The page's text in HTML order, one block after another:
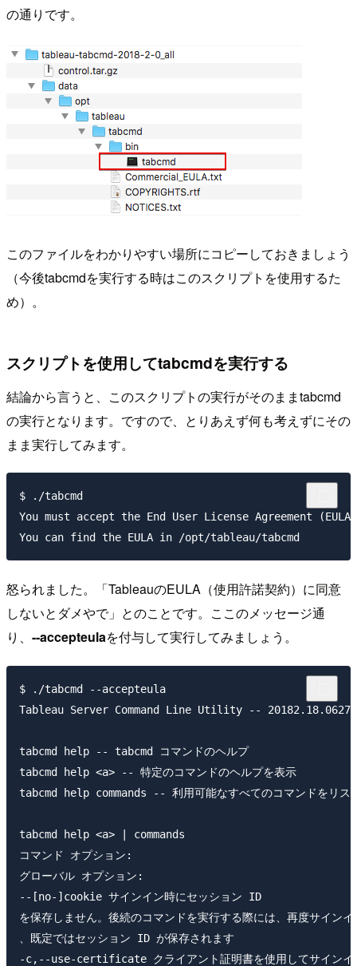
の通りです。
このファイルをわかりやすい場所にコピーしておきましょう
（今後tabcmdを実行する時はこのスクリプトを使用するた
め）。
スクリプトを使用してtabcmdを実行する
結論から言うと、このスクリプトの実行がそのままtabcmd
の実行となります。ですので、とりあえず何も考えずにその
まま実行してみます。
$ ./tabcmd
You must accept the End User License Agreement
怒られました。「TableauのEULA（使用許諾契約）に同意
しないとダメやで」とのことです。ここのメッセージ通
り、 --accepteulaを付与して実行してみましょう。
$ ./tabcmd --accepteula
Tableau Server Command Line Utility --
tabcmd help -- tabcmd コマンドのヘルプ
tabcmd help <a> -- 特定のコマンドのヘルプを表示
tabcmd help commands -- 利用可能なすべてのコマンドをリス
tabcmd help <a> | commands
コマンド オプション:
グローバル オプション:
--[no-]cookie サインイン時にセッション ID
を保存しません。後続のコマンドを実行する際には、再度サイン
、既定ではセッション ID が保存されます
-c,--use-certificate クライアント証明書を使用してサインイ